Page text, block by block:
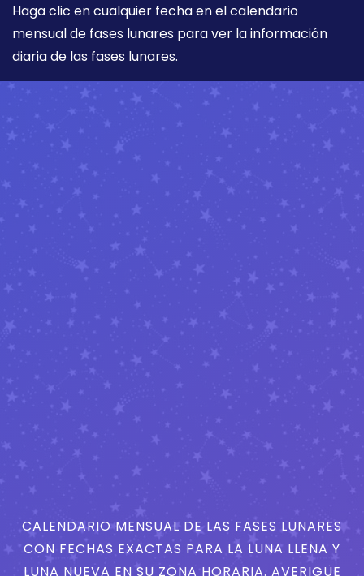
Haga clic en cualquier fecha en el calendario
mensual de fases lunares para ver la información
diaria de las fases lunares.
CALENDARIO MENSUAL DE LAS FASES LUNARES
CON FECHAS EXACTAS PARA LA LUNA LLENA Y
LUNA NUEVA EN SU ZONA HORARIA. AVERIGÜE